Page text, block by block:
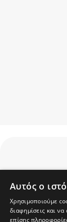
Αυτός ο
Χρησιμοποιούμε
διαφημίσεις και
επίσης